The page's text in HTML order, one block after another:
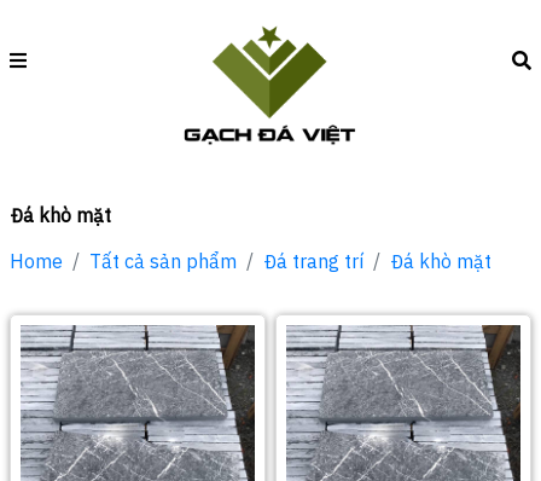
Đá khò mặt
Home
Tất cả sản phẩm Đá trang trí Đá khò mặt